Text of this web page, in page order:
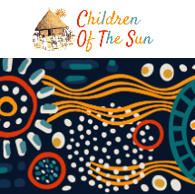
Panneau de gestion des